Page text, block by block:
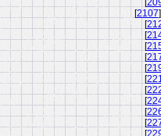
[
[2107
[
[
[
[
[
[
[
[
[
[
[